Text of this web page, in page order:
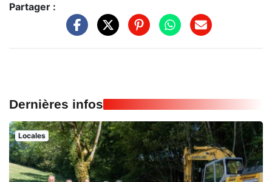
Partager :
Dernières infos
Locales